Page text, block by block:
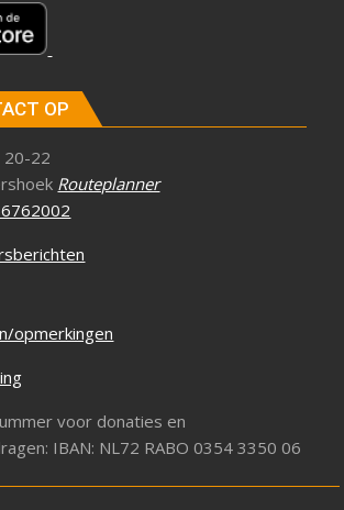
OP
20-22
Routeplanner
opmerkingen
voor donaties en
IBAN: NL72 RABO 0354 3350 06